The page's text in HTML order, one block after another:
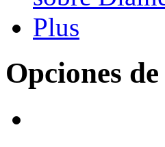
Opciones